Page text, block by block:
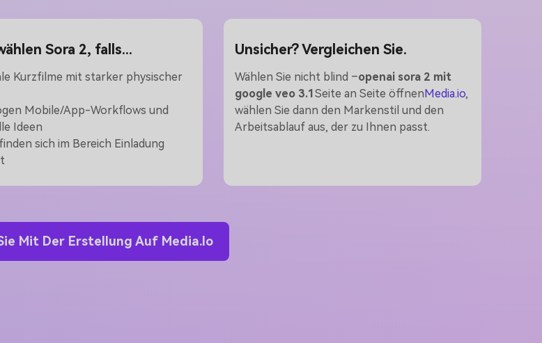
Sora 2, falls...
Kurzfilme mit starker physischer
Mobile/App-Workflows und
Ideen
sich im Bereich Einladung
Unsicher? Vergleichen Sie.
Wählen Sie nicht blind –openai sora 2 mit
google veo 3.1Seite an Seite öffnenMedia.io,
wählen Sie dann den Markenstil und den
Arbeitsablauf aus, der zu Ihnen passt.
Mit Der Erstellung Auf Media.io